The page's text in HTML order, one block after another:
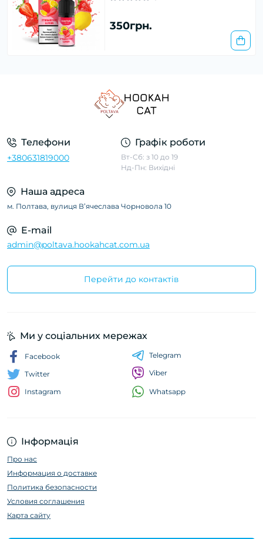
350грн.
Телефони
+380631819000
Графік роботи
Вт-Сб: з 10 до 19
Нд-Пн: Вихідні
Наша адреса
м. Полтава, вулиця Вʼячеслава Чорновола 10
E-mail
admin@poltava.hookahcat.com.ua
Перейти до контактів
Інформація
Про нас
Информация о доставке
Политика безопасности
Условия соглашения
Карта сайту
Ми у соціальних мережах
Facebook
Twitter
Instagram
Telegram
Viber
Whatsapp